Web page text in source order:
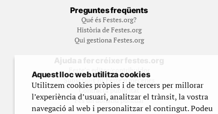
Preguntes freqüents
Qué és Festes.org?
Història de Festes.org
Qui gestiona Festes.org
Ajuda a fer créixer festes.org
Feste’n editor/contribuidor
Subscriu-t’hi/Feste’n mecenes
Contracta publicitat
Fes un donatiu puntual
Aquest lloc web utilitza cookies
Utilitzem cookies pròpies i de tercers per millorar
l’experiència d’usuari, analitzar el trànsit, la vostra
navegació al web i personalitzar el contingut. Podeu